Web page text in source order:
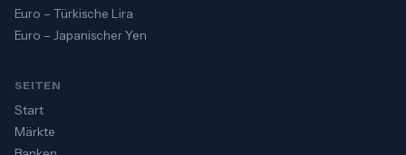
Euro – Türkische Lira
Euro – Japanischer Yen
SEITEN
Start
Märkte